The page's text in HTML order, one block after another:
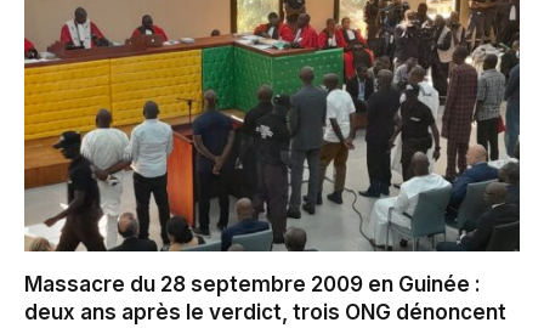
Massacre du 28 septembre 2009 en Guinée :
deux ans après le verdict, trois ONG dénoncent